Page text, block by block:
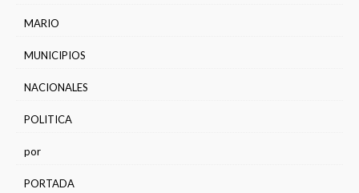
MARIO
MUNICIPIOS
NACIONALES
POLITICA
por
PORTADA